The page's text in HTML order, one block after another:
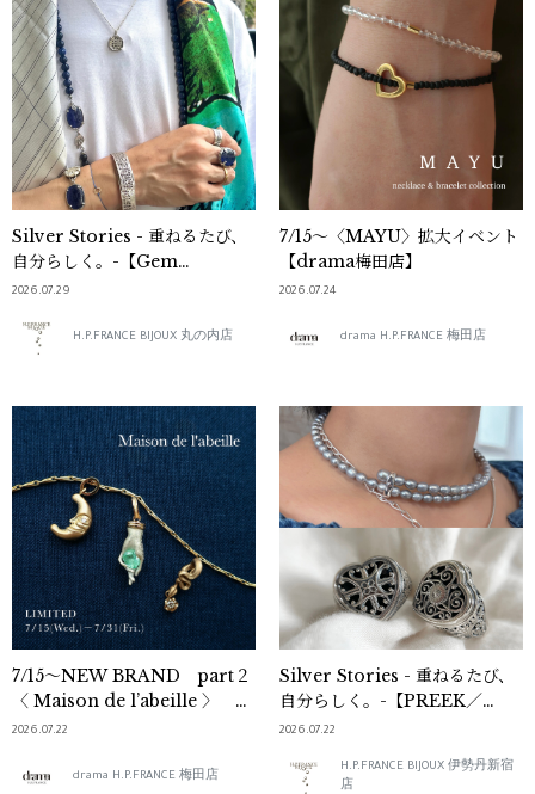
Silver Stories - 重ねるたび、
自分らしく。-【Gem
Kingdom／Serge Thoraval
2026.07.29
H.P.FRANCE BIJOUX 丸の内店
7/15～〈MAYU〉拡大イベント
【drama梅田店】
2026.07.24
drama H.P.FRANCE 梅田店
7/15～NEW BRAND part２
〈 Maison de l’abeille 〉
【drama梅田店】
2026.07.22
drama H.P.FRANCE 梅田店
Silver Stories - 重ねるたび、
自分らしく。-【PREEK／
GEROCHRISTO編】
2026.07.22
H.P.FRANCE BIJOUX 伊勢丹新宿
店